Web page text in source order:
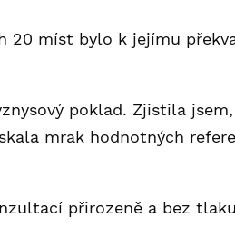
20 míst bylo k jejímu
poklad. Zjistila
mrak hodnotných
přirozeně a bez